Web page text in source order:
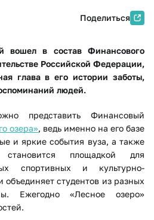
Поделиться
вошел в состав Финансового
Российской Федерации,
глава в его истории заботы,
людей.
представить Финансовый
озера», ведь именно на его базе
и яркие события вуза, а также
становится площадкой для
спортивных и культурно-
студентов из разных
Ежегодно «Лесное озеро»